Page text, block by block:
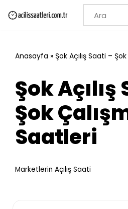
Anasayfa » Şok Açılış Saati –
Şok Açılış
Şok
Saatleri
Marketlerin Açılış Saati